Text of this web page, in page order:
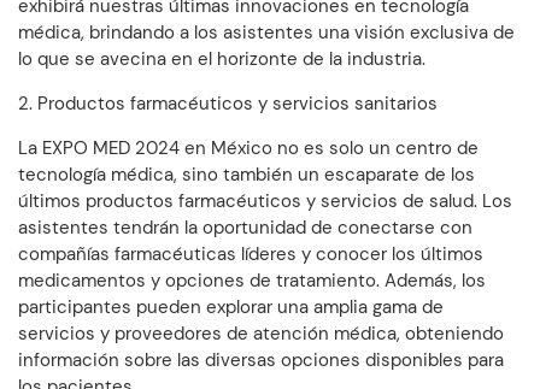
exhibirá nuestras últimas innovaciones en tecnología
médica, brindando a los asistentes una visión exclusiva de
lo que se avecina en el horizonte de la industria.
2. Productos farmacéuticos y servicios sanitarios
La EXPO MED 2024 en México no es solo un centro de
tecnología médica, sino también un escaparate de los
últimos productos farmacéuticos y servicios de salud. Los
asistentes tendrán la oportunidad de conectarse con
compañías farmacéuticas líderes y conocer los últimos
medicamentos y opciones de tratamiento. Además, los
participantes pueden explorar una amplia gama de
servicios y proveedores de atención médica, obteniendo
información sobre las diversas opciones disponibles para